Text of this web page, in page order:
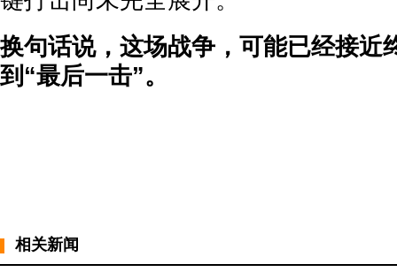
换句话说，这场战争，可能已经接近
到“最后一击”。
相关新闻